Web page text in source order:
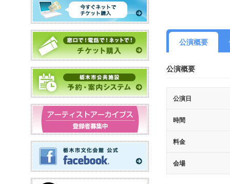
公演概要
公演概要
公演日
時間
料金
会場